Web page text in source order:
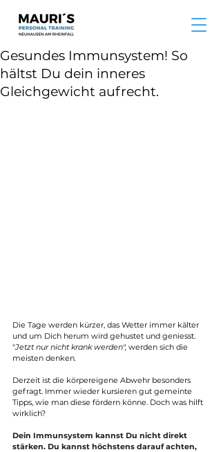
Gesundes Immunsystem! So
hältst Du dein inneres
Gleichgewicht aufrecht.
Die Tage werden kürzer, das Wetter immer kälter
und um Dich herum wird gehustet und geniesst.
"Jetzt nur nicht krank werden", werden sich die
meisten denken.
Derzeit ist die körpereigene Abwehr besonders
gefragt. Immer wieder kursieren gut gemeinte
Tipps, wie man diese fördern könne. Doch was hilft
wirklich?
Dein Immunsystem kannst Du nicht direkt
stärken. Du kannst höchstens darauf achten,